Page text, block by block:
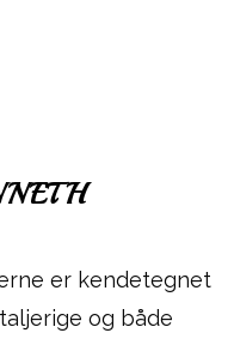
er kendetegnet
og både